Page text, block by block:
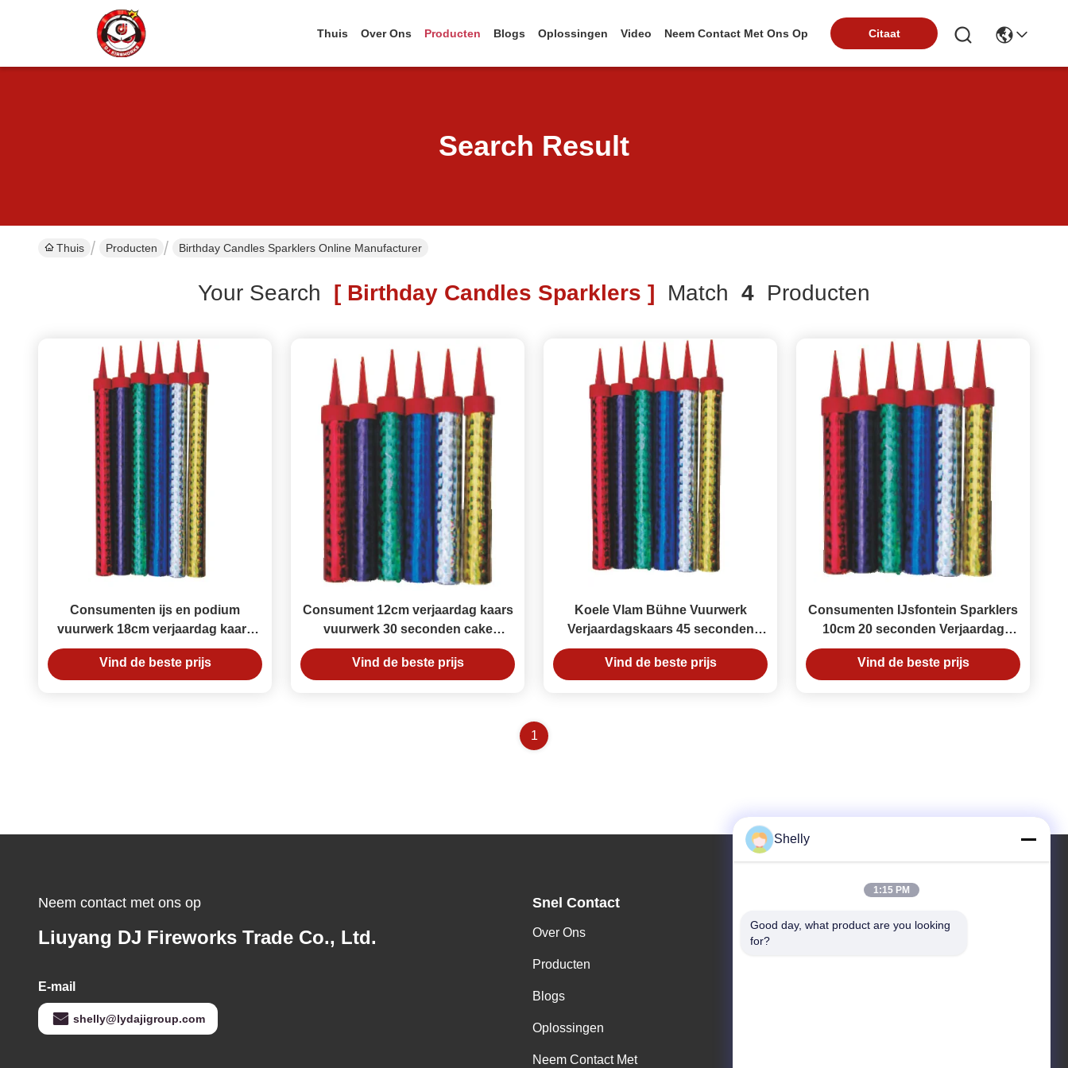
Thuis Over Ons Producten Blogs Oplossingen Video Neem Contact Met Ons Op Citaat
Search Result
Thuis Producten Birthday Candles Sparklers Online Manufacturer
Your Search [ Birthday Candles Sparklers ] Match 4 Producten
Consumenten ijs en podium
vuurwerk 18cm verjaardag kaars
Sparklers 60 seconden
Vind de beste prijs
Consument 12cm verjaardag kaars
vuurwerk 30 seconden cake
Sparkler kaarsen
Vind de beste prijs
Koele Vlam Bühne Vuurwerk
Verjaardagskaars 45 seconden
Taart Sparklers 15cmx1.5cm
Vind de beste prijs
Consumenten IJsfontein Sparklers
10cm 20 seconden Verjaardag
Kaars Vuurwerk
Vind de beste prijs
1
Neem contact met ons op
Liuyang DJ Fireworks Trade Co., Ltd.
E-mail
shelly@lydajigroup.com
Snel Contact
Over Ons
Producten
Blogs
Oplossingen
Neem Contact Met
Adres
Shelly
1:15 PM
Good day, what product are you looking
for?